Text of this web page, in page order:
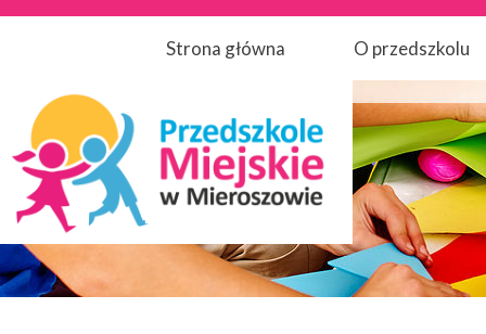
Strona główna O przedszkolu